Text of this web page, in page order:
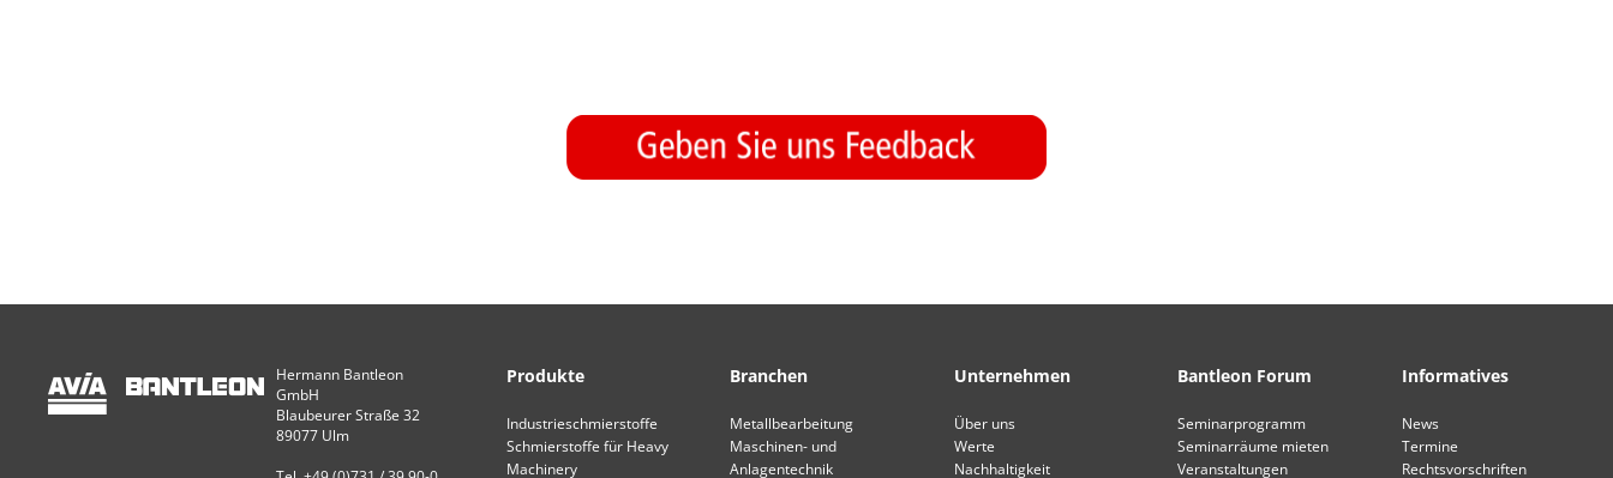
Hermann Bantleon
GmbH
Blaubeurer Straße 32
89077 Ulm
Produkte
Industrieschmierstoffe
Schmierstoffe für Heavy
Machinery
Branchen
Metallbearbeitung
Maschinen- und
Anlagentechnik
Unternehmen
Über uns
Werte
Nachhaltigkeit
Bantleon Forum
Seminarprogramm
Seminarräume mieten
Veranstaltungen
Informatives
News
Termine
Rechtsvorschriften